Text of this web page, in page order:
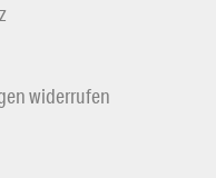
widerrufen